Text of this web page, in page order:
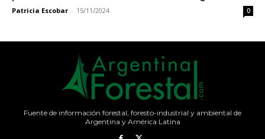
Patricia Escobar - 15/11/2024 0
Fuente de información forestal, foresto-industrial y ambiental de
Argentina y América Latina